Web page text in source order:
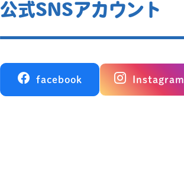
公式SNSアカウント
facebook Instagram